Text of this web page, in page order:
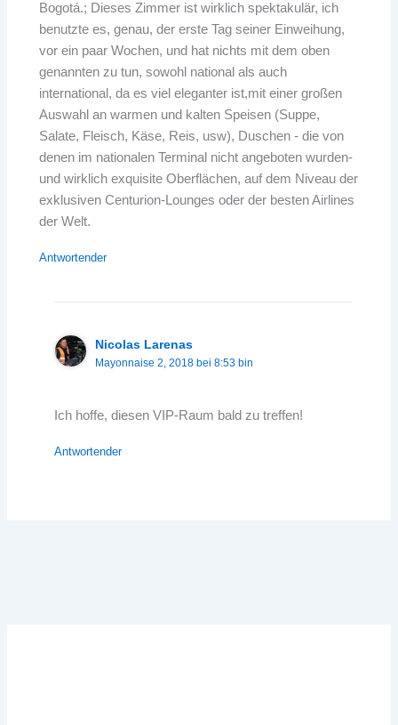
Bogotá.; Dieses Zimmer ist wirklich spektakulär, ich
benutzte es, genau, der erste Tag seiner Einweihung,
vor ein paar Wochen, und hat nichts mit dem oben
genannten zu tun, sowohl national als auch
international, da es viel eleganter ist,mit einer großen
Auswahl an warmen und kalten Speisen (Suppe,
Salate, Fleisch, Käse, Reis, usw), Duschen - die von
denen im nationalen Terminal nicht angeboten wurden-
und wirklich exquisite Oberflächen, auf dem Niveau der
exklusiven Centurion-Lounges oder der besten Airlines
der Welt.
Antwortender
Nicolas Larenas
Mayonnaise 2, 2018 bei 8:53 bin
Ich hoffe, diesen VIP-Raum bald zu treffen!
Antwortender